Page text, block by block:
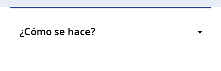
¿Cómo se hace?